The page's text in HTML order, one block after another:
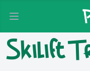
Open main menu
Skilift